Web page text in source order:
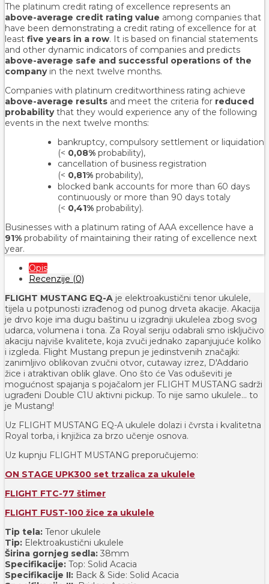
The platinum credit rating of excellence represents an
above-average credit rating value among companies that
have been demonstrating a credit rating of excellence for at
least five years in a row. It is based on financial statements
and other dynamic indicators of companies and predicts
above-average safe and successful operations of the
companyin the next twelve months.
Companies with platinum creditworthiness rating achieve
above-average results and meet the criteria for reduced
probabilitythat they would experience any of the following
events in the next twelve months:
bankruptcy, compulsory settlement or liquidation
(< 0,08% probability),
cancellation of business registration
(< 0,81% probability),
blocked bank accounts for more than 60 days
continuously or more than 90 days totaly
(< 0,41% probability).
Businesses with a platinum rating of AAA excellence have a
91% probability of maintaining their rating of excellence next
year.
Opis
Recenzije (0)
FLIGHT MUSTANG EQ-A je elektroakustični tenor ukulele,
tijela u potpunosti izrađenog od punog drveta akacije. Akacija
je drvo koje ima dugu baštinu u izgradnji ukulelea zbog svog
udarca, volumena i tona. Za Royal seriju odabrali smo isključivo
akaciju najviše kvalitete, koja zvuči jednako zapanjujuće koliko
i izgleda. Flight Mustang prepun je jedinstvenih značajki:
zanimljivo oblikovan zvučni otvor, cutaway izrez, D'Addario
žice i atraktivan oblik glave. Ono što će Vas oduševiti je
mogućnost spajanja s pojačalom jer FLIGHT MUSTANG sadrži
ugrađeni Double C1U aktivni pickup. To nije samo ukulele... to
je Mustang!
Uz FLIGHT MUSTANG EQ-A ukulele dolazi i čvrsta i kvalitetna
Royal torba, i knjižica za brzo učenje osnova.
Uz kupnju FLIGHT MUSTANG preporučujemo:
ON STAGE UPK300 set trzalica za ukulele
FLIGHT FTC-77 štimer
FLIGHT FUST-100 žice za ukulele
Tip tela: Tenor ukulele
Tip: Elektroakustični ukulele
Širina gornjeg sedla: 38mm
Specifikacije: Top: Solid Acacia
Specifikacije II: Back & Side: Solid Acacia